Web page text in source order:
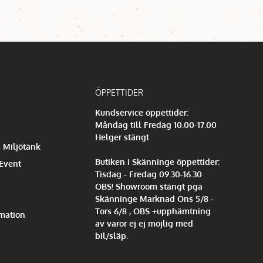
Miljötänk
ÖPPETTIDER
Kundservice öppettider:
Måndag till Fredag 10.00-17.00
Helger stängt
Butiken i Skänninge öppettider:
Tisdag - Fredag 09.30-16.30
OBS! Showroom stängt pga
Skänninge Marknad Ons 5/8 -
Tors 6/8 , OBS +upphämtning
av varor ej ej möjlig med
bil/släp.